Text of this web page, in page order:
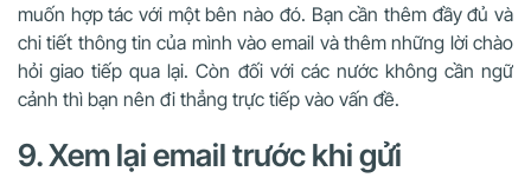
muốn hợp tác với một bên nào đó. Bạn cần thêm đầy đủ và
chi tiết thông tin của mình vào email và thêm những lời chào
hỏi giao tiếp qua lại. Còn đối với các nước không cần ngữ
cảnh thì bạn nên đi thẳng trực tiếp vào vấn đề.
9. Xem lại email trước khi gửi